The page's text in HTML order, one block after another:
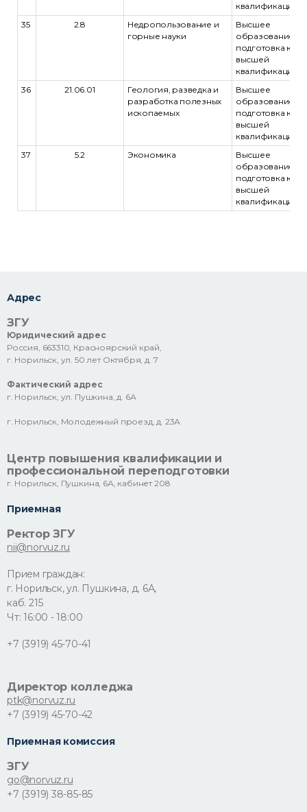
квалификации
35
2.8
Недропользование и
горные науки
Высшее
образование -
подготовка
высшей
квалификации
36
21.06.01
Геология, разведка и
разработка полезных
ископаемых
Высшее
образование -
подготовка
высшей
квалификации
37
5.2 Экономика
Высшее
образование -
подготовка
высшей
квалификации
Адрес
ЗГУ
Юридический адрес
Россия, 663310, Красноярский край,
г. Норильск, ул. 50 лет Октября, д. 7
Фактический адрес
г. Норильск, ул. Пушкина, д. 6А
г. Норильск, Молодежный проезд, д. 23А
Центр повышения квалификации и
профессиональной переподготовки
г. Норильск, Пушкина, 6А, кабинет 208
Приемная
Ректор ЗГУ
nii@norvuz.ru
Прием граждан:
г. Норильск, ул. Пушкина, д. 6А,
каб. 215
Чт: 16:00 - 18:00
+7 (3919) 45-70-41
Директор колледжа
ptk@norvuz.ru
+7 (3919) 45-70-42
Приемная комиссия
ЗГУ
go@norvuz.ru
+7 (3919) 38-85-85